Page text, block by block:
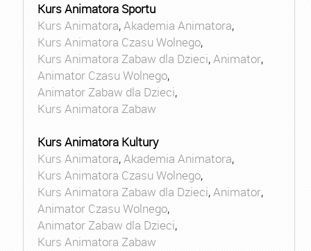
Kurs Animatora Sportu
Kurs Animatora,Akademia Animatora,
Kurs Animatora Czasu Wolnego,
Kurs Animatora Zabaw dla Dzieci,Animator,
Animator Czasu Wolnego,
Animator Zabaw dla Dzieci,
Kurs Animatora Zabaw
Kurs Animatora Kultury
Kurs Animatora,Akademia Animatora,
Kurs Animatora Czasu Wolnego,
Kurs Animatora Zabaw dla Dzieci,Animator,
Animator Czasu Wolnego,
Animator Zabaw dla Dzieci,
Kurs Animatora Zabaw